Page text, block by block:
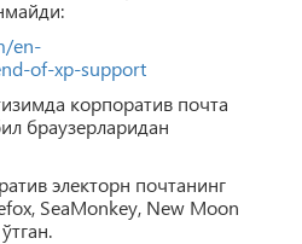
en-
of-xp-support
корпоратив почта
браузерларидан
электорн почтанинг
SeaMonkey, New Moon